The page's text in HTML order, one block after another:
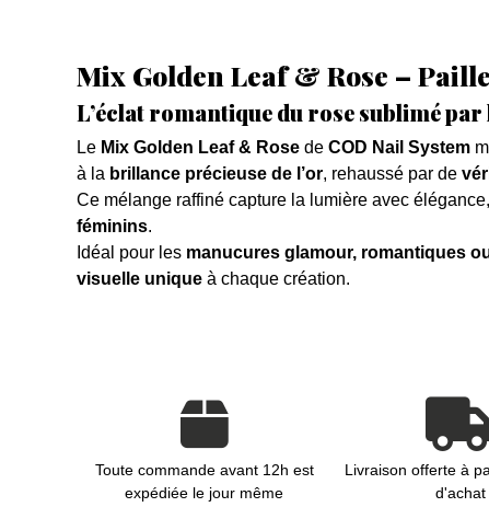
Mix Golden Leaf & Rose –
L’éclat romantique du rose sublimé par
Le Mix Golden Leaf & Rosede COD Nail System
à la brillance précieuse de l’or, rehaussé par de
Ce mélange raffiné capture la lumière avec
féminins.
Idéal pour les manucures glamour, romantiques
visuelle uniqueà chaque création.
Toute commande avant 12h est
expédiée le jour même
Livraison offerte à
d'achat